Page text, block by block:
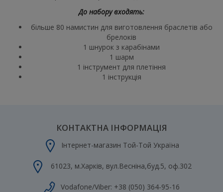
До набору входять:
більше 80 намистин для виготовлення браслетів або
брелоків
1 шнурок з карабінами
1 шарм
1 інструмент для плетіння
1 інструкція
КОНТАКТНА ІНФОРМАЦІЯ
Інтернет-магазин Той-Той Україна
61023, м.Харків, вул.Весніна,буд.5, оф.302
Vodafone/Viber: +38 (050) 364-95-16